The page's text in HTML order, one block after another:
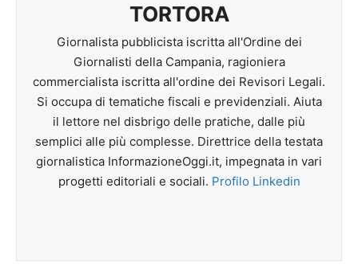
TORTORA
Giornalista pubblicista iscritta all'Ordine dei
Giornalisti della Campania, ragioniera
commercialista iscritta all'ordine dei Revisori Legali.
Si occupa di tematiche fiscali e previdenziali. Aiuta
il lettore nel disbrigo delle pratiche, dalle più
semplici alle più complesse. Direttrice della testata
giornalistica InformazioneOggi.it, impegnata in vari
progetti editoriali e sociali. Profilo Linkedin